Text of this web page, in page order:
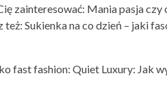
zainteresować: Mania pasja
też: Sukienka na co dzień – jaki
fast fashion: Quiet Luxury: Jak